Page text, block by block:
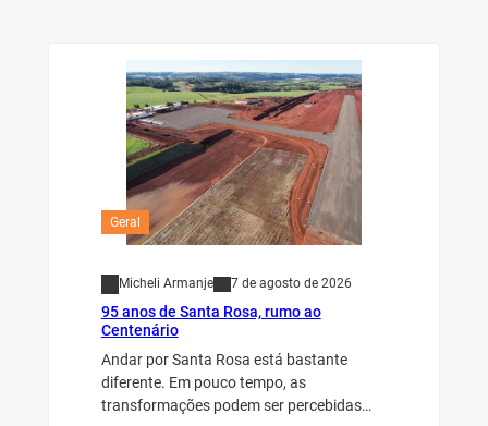
Geral
Micheli Armanje 7 de agosto de 2026
95 anos de Santa Rosa, rumo ao
Centenário
Andar por Santa Rosa está bastante
diferente. Em pouco tempo, as
transformações podem ser percebidas…